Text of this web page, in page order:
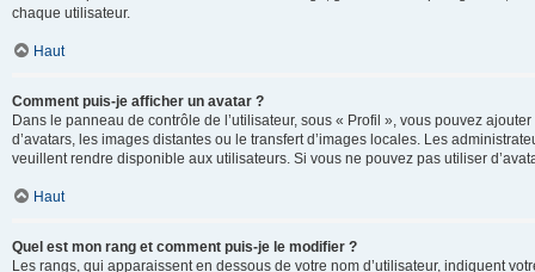
chaque utilisateur.
Haut
Comment puis-je afficher un avatar ?
Dans le panneau de contrôle de l’utilisateur, sous « Profil », vous pouvez
d’avatars, les images distantes ou le transfert d’images locales. Les
veuillent rendre disponible aux utilisateurs. Si vous ne pouvez pas utiliser
Haut
Quel est mon rang et comment puis-je le modifier ?
Les rangs, qui apparaissent en dessous de votre nom d’utilisateur, indiquent